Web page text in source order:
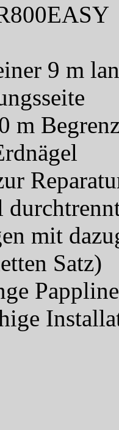
9 m
m
mit
Satz)